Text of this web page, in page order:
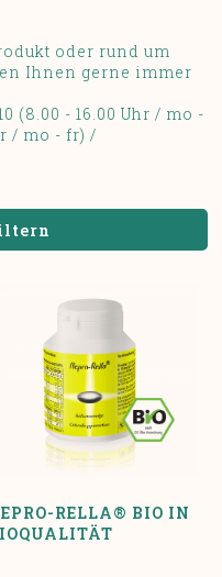
oder rund um
Ihnen gerne immer
(8.00 - 16.00 Uhr / mo -
/ mo - fr) /
RELLA® BIO IN